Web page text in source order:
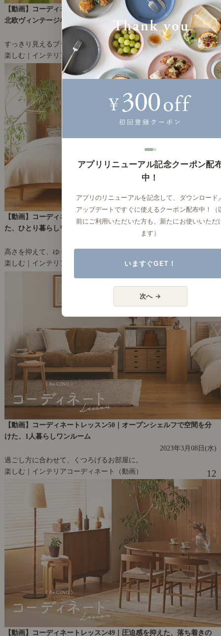
【動画】コーディネートレッスン52｜ブラックカラーで引き締める
北欧ヴィンテージなダイニング
2023年3月29日(水)
すっきり見えるブラックの使い方
楽しむ｜インテリアコーディネート（動画）
10
【動画】コーディネートレッスン51｜カフェテーブルを取り入れ
た、ひとり暮らしワンルーム
高さを抑えて、ゆったり過ごせるお部屋に。
楽しむ｜インテリアコーディネート（動画）
【動画】コーディネートレッスン50｜オープンシェルフで空間を分
けた、1人暮らしワンルーム
2023年3月08日(水)
過ごし方に合わせて、くつろげるお部屋に。
楽しむ｜インテリアコーディネート（動画）
12
【動画】コーディネートレッスン49｜圧迫感を抑えた、落ち着きの
アプリリニューアル記念クーポン配
中！
アプリのリニューアルを記念して、ダウンロード
アップデートですぐに使えるクーポン配布中！（
前にご利用いただいた方も、新たにお使いいただ
ます）
いますぐGET！
次へ →